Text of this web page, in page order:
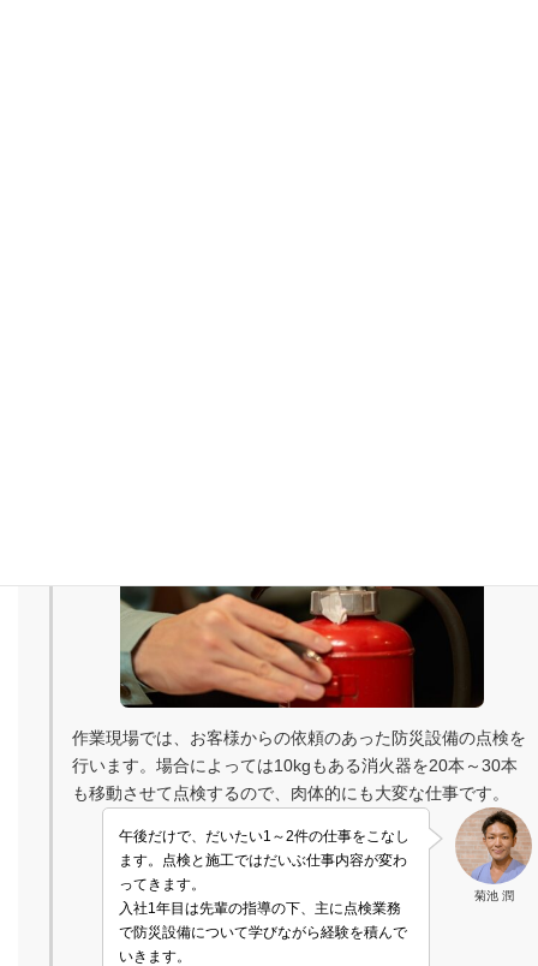
作業現場では、お客様からの依頼のあった防災設備の点検を
行います。場合によっては10kgもある消火器を20本～30本
も移動させて点検するので、肉体的にも大変な仕事です。
菊池 潤
午後だけで、だいたい1～2件の仕事をこなし
ます。点検と施工ではだいぶ仕事内容が変わ
ってきます。
入社1年目は先輩の指導の下、主に点検業務
で防災設備について学びながら経験を積んで
いきます。